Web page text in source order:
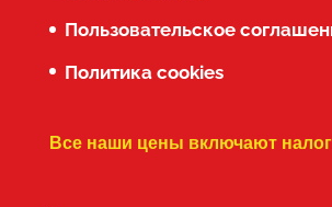
Пользовательское
Политика cookies
Все наши цены включают налог